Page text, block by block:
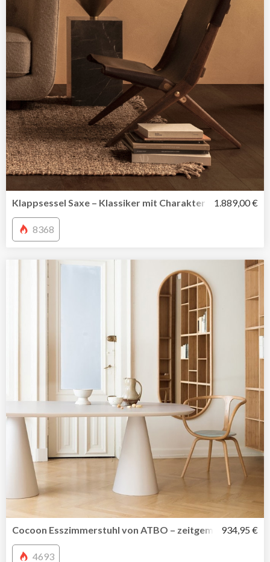
Klappsessel Saxe – Klassiker mit Charakter im zeitlosen
1.889,00 €
8368
Cocoon Esszimmerstuhl von ATBO – zeitgemäße934,95 €
4693